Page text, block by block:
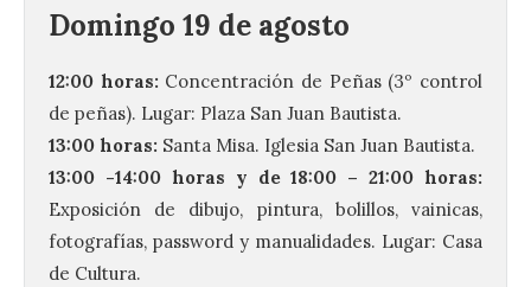
Domingo 19 de agosto
12:00 horas: Concentración de Peñas (3º control
de peñas). Lugar: Plaza San Juan Bautista.
13:00 horas: Santa Misa. Iglesia San Juan Bautista.
13:00 -14:00 horas y de 18:00 – 21:00 horas:
Exposición de dibujo, pintura, bolillos, vainicas,
fotografías, password y manualidades. Lugar: Casa
de Cultura.